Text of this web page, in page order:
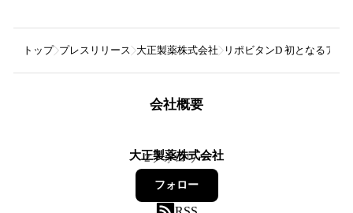
トップ プレスリリース 大正製薬株式会社 リポビタンD 初となるア
会社概要
大正製薬株式会社
2フォロワー
フォロー